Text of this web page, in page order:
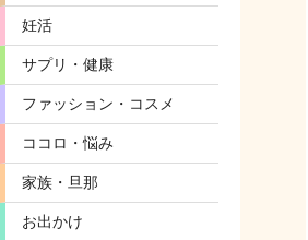
妊活
サプリ・健康
ファッション・コスメ
ココロ・悩み
家族・旦那
お出かけ